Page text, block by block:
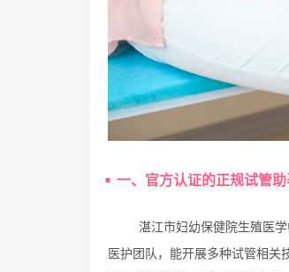
一、官方认证的正规试管
湛江市妇幼保健院生殖医
医护团队，能开展多种试管相关